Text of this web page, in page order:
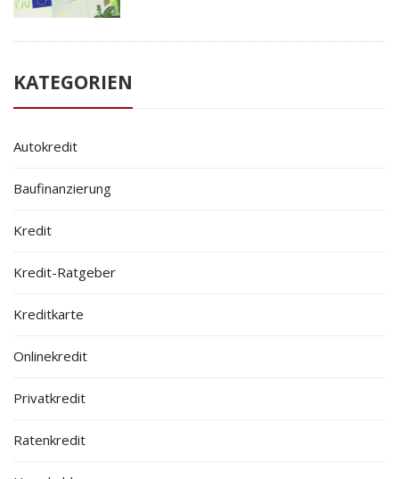
KATEGORIEN
Autokredit
Baufinanzierung
Kredit
Kredit-Ratgeber
Kreditkarte
Onlinekredit
Privatkredit
Ratenkredit